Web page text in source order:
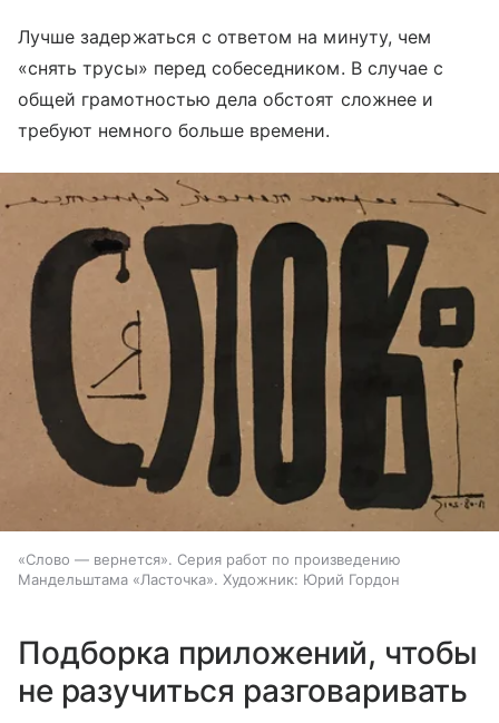
Лучше задержаться с ответом на минуту, чем
«снять трусы» перед собеседником. В случае с
общей грамотностью дела обстоят сложнее и
требуют немного больше времени.
«Слово — вернется». Серия работ по произведению
Мандельштама «Ласточка». Художник: Юрий Гордон
Подборка приложений, чтобы
не разучиться разговаривать